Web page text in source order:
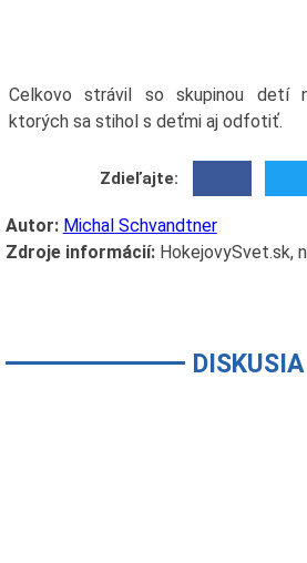
Celkovo strávil so skupinou detí
ktorých sa stihol s deťmi aj odfotiť.
Zdieľajte:
Autor: Michal Schvandtner
Zdroje informácií:HokejovySvet.sk,
DISKUSIA